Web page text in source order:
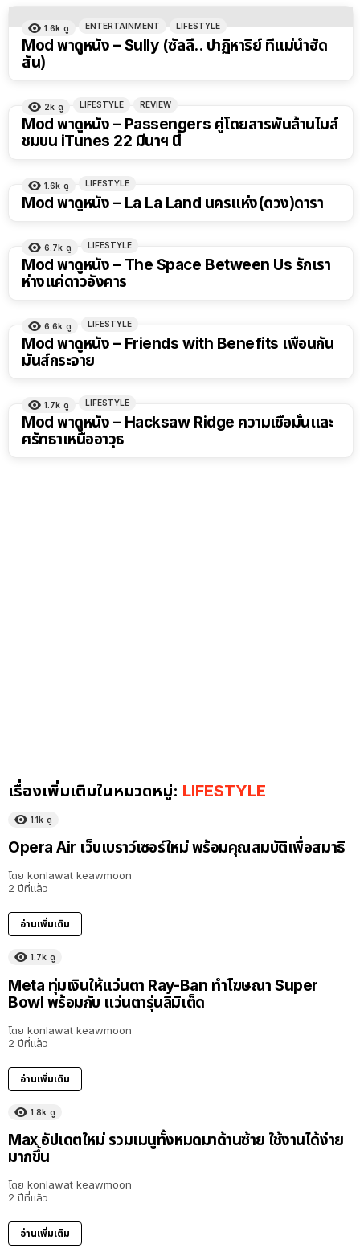
1.6k ดู ENTERTAINMENT LIFESTYLE
Mod พาดูหนัง – Sully (ซัลลี่.. ปาฏิหาริย์ ที่แม่น้ำฮัด
สัน)
2k ดู LIFESTYLE REVIEW
Mod พาดูหนัง – Passengers คู่โดยสารพันล้านไมล์
ชมบน iTunes 22 มีนาฯ นี้
1.6k ดู LIFESTYLE
Mod พาดูหนัง – La La Land นครแห่ง(ดวง)ดารา
6.7k ดู LIFESTYLE
Mod พาดูหนัง – The Space Between Us รักเรา
ห่างแค่ดาวอังคาร
6.6k ดู LIFESTYLE
Mod พาดูหนัง – Friends with Benefits เพื่อนกัน
มันส์กระจาย
1.7k ดู LIFESTYLE
Mod พาดูหนัง – Hacksaw Ridge ความเชื่อมั่นและ
ศรัทธาเหนืออาวุธ
เรื่องเพิ่มเติมในหมวดหมู่: LIFESTYLE
1.1k ดู
Opera Air เว็บเบราว์เซอร์ใหม่ พร้อมคุณสมบัติเพื่อสมาธิ
โดย konlawat keawmoon
2 ปีที่แล้ว
อ่านเพิ่มเติม
1.7k ดู
Meta ทุ่มเงินให้แว่นตา Ray-Ban ทำโฆษณา Super
Bowl พร้อมกับ แว่นตารุ่นลิมิเต็ด
โดย konlawat keawmoon
2 ปีที่แล้ว
อ่านเพิ่มเติม
1.8k ดู
Max อัปเดตใหม่ รวมเมนูทั้งหมดมาด้านซ้าย ใช้งานได้ง่าย
มากขึ้น
โดย konlawat keawmoon
2 ปีที่แล้ว
อ่านเพิ่มเติม